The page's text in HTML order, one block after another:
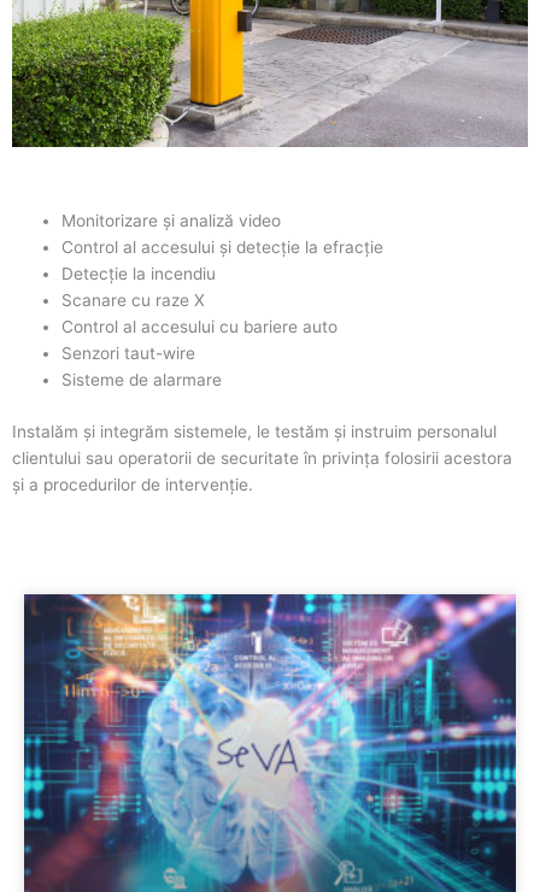
Monitorizare și analiză video
Control al accesului și detecție la efracție
Detecție la incendiu
Scanare cu raze X
Control al accesului cu bariere auto
Senzori taut-wire
Sisteme de alarmare
Instalăm și integrăm sistemele, le testăm și instruim personalul
clientului sau operatorii de securitate în privința folosirii acestora
și a procedurilor de intervenție.
PagePage